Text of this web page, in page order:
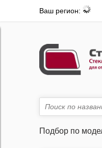
Ваш регион:
Подбор по